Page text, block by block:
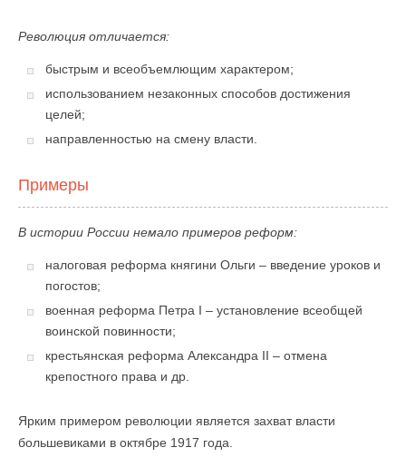
Революция отличается:
быстрым и всеобъемлющим характером;
использованием незаконных способов достижения
целей;
направленностью на смену власти.
Примеры
В истории России немало примеров реформ:
налоговая реформа княгини Ольги – введение уроков и
погостов;
военная реформа Петра I – установление всеобщей
воинской повинности;
крестьянская реформа Александра II – отмена
крепостного права и др.
Ярким примером революции является захват власти
большевиками в октябре 1917 года.